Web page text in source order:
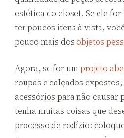
estética do closet. Se ele for
ter poucos itens à vista,
pouco mais dos objetos
Agora, se for umprojeto
roupas e calçados
acessórios para não causar
tenha muitas coisas que
processo de rodízio: